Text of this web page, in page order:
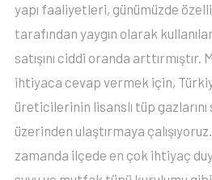
yapı faaliyetleri, günümüzde
tarafından yaygın olarak
satışını ciddi oranda arttırmıştır.
ihtiyaca cevap vermek için,
üreticilerinin lisanslı tüp
üzerinden ulaştırmaya
zamanda ilçede en çok ihtiyaç